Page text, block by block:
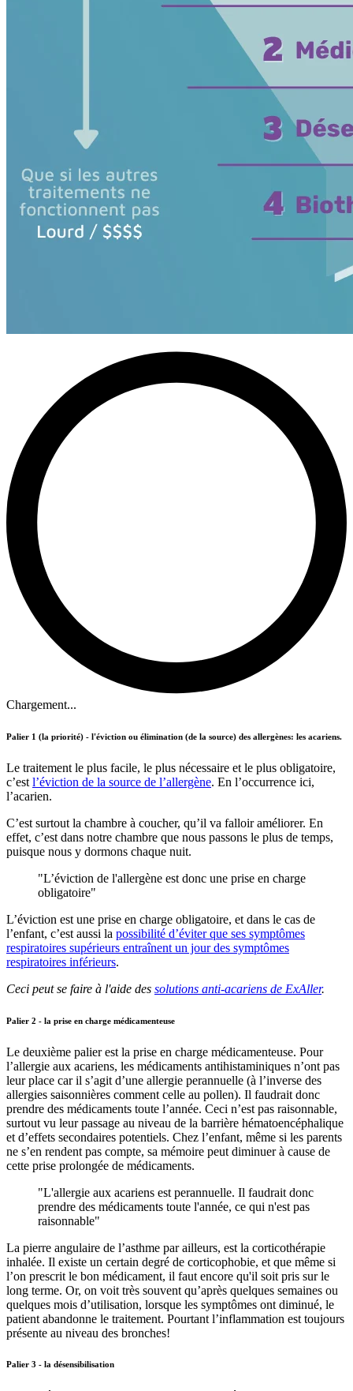
Chargement...
Palier 1 (la priorité) - l'éviction ou élimination (de la source) des allergènes: les acariens.
Le traitement le plus facile, le plus nécessaire et le plus obligatoire,
c’est l’éviction de la source de l’allergène. En l’occurrence ici,
l’acarien.
C’est surtout la chambre à coucher, qu’il va falloir améliorer. En
effet, c’est dans notre chambre que nous passons le plus de temps,
puisque nous y dormons chaque nuit.
"L’éviction de l'allergène est donc une prise en charge
obligatoire"
L’éviction est une prise en charge obligatoire, et dans le cas de
l’enfant, c’est aussi la possibilité d’éviter que ses symptômes
respiratoires supérieurs entraînent un jour des symptômes
respiratoires inférieurs.
Ceci peut se faire à l'aide des solutions anti-acariens de ExAller.
Palier 2 - la prise en charge médicamenteuse
Le deuxième palier est la prise en charge médicamenteuse. Pour
l’allergie aux acariens, les médicaments antihistaminiques n’ont pas
leur place car il s’agit d’une allergie perannuelle (à l’inverse des
allergies saisonnières comment celle au pollen). Il faudrait donc
prendre des médicaments toute l’année. Ceci n’est pas raisonnable,
surtout vu leur passage au niveau de la barrière hématoencéphalique
et d’effets secondaires potentiels. Chez l’enfant, même si les parents
ne s’en rendent pas compte, sa mémoire peut diminuer à cause de
cette prise prolongée de médicaments.
"L'allergie aux acariens est perannuelle. Il faudrait donc
prendre des médicaments toute l'année, ce qui n'est pas
raisonnable"
La pierre angulaire de l’asthme par ailleurs, est la corticothérapie
inhalée. Il existe un certain degré de corticophobie, et que même si
l’on prescrit le bon médicament, il faut encore qu'il soit pris sur le
long terme. Or, on voit très souvent qu’après quelques semaines ou
quelques mois d’utilisation, lorsque les symptômes ont diminué, le
patient abandonne le traitement. Pourtant l’inflammation est toujours
présente au niveau des bronches!
Palier 3 - la désensibilisation